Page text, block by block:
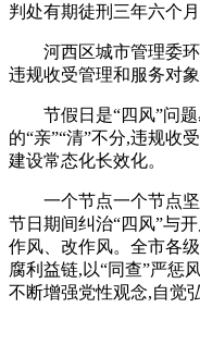
判处有期徒刑三年六个月
河西区城市管理委
违规收受管理和服务对
节假日是“四风”问
的“亲”“清”不分,违规收
建设常态化长效化。
一个节点一个节点
节日期间纠治“四风”与
作风、改作风。全市各
腐利益链,以“同查”严惩
不断增强党性观念,自觉